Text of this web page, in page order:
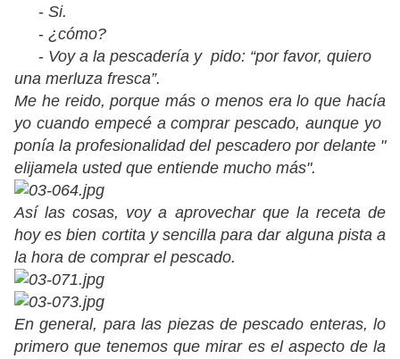
Si.
¿cómo?
Voy a la pescadería y pido: “por favor, quiero
una merluza fresca”.
Me he reido, porque más o menos era lo que hacía
yo cuando empecé a comprar pescado, aunque yo
ponía la profesionalidad del pescadero por delante "
elijamela usted que entiende mucho más".
Así las cosas, voy a aprovechar que la receta de
hoy es bien cortita y sencilla para dar alguna pista a
la hora de comprar el pescado.
En general, para las piezas de pescado enteras, lo
primero que tenemos que mirar es el aspecto de la